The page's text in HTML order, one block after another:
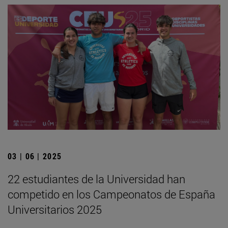
03 | 06 | 2025
22 estudiantes de la Universidad han
competido en los Campeonatos de España
Universitarios 2025